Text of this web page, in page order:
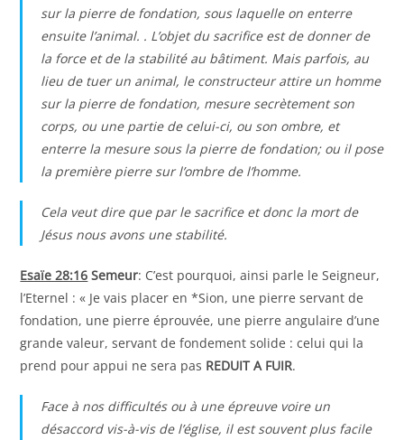
sur la pierre de fondation, sous laquelle on enterre
ensuite l’animal. . L’objet du sacrifice est de donner de
la force et de la stabilité au bâtiment. Mais parfois, au
lieu de tuer un animal, le constructeur attire un homme
sur la pierre de fondation, mesure secrètement son
corps, ou une partie de celui-ci, ou son ombre, et
enterre la mesure sous la pierre de fondation; ou il pose
la première pierre sur l’ombre de l’homme.
Cela veut dire que par le sacrifice et donc la mort de
Jésus nous avons une stabilité.
Esaïe 28:16 Semeur: C’est pourquoi, ainsi parle le Seigneur,
l’Eternel : « Je vais placer en *Sion, une pierre servant de
fondation, une pierre éprouvée, une pierre angulaire d’une
grande valeur, servant de fondement solide : celui qui la
prend pour appui ne sera pas REDUIT A FUIR.
Face à nos difficultés ou à une épreuve voire un
désaccord vis-à-vis de l’église, il est souvent plus facile